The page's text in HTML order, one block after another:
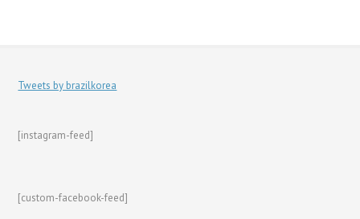
Tweets by brazilkorea
[instagram-feed]
[custom-facebook-feed]